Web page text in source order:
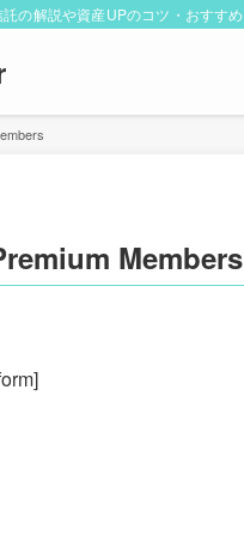
の解説や資産UPのコツ・おすす
Members